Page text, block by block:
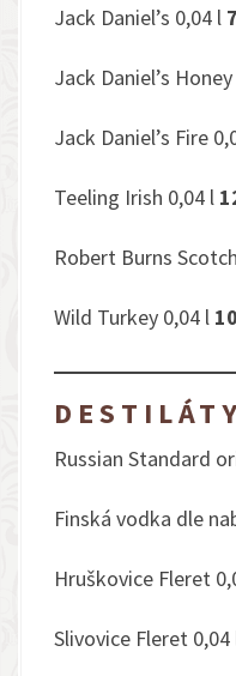
Jack Daniel’s 0,04 l
Jack Daniel’s
Jack Daniel’s Fire
Teeling Irish 0,04 l
Robert Burns
Wild Turkey 0,04 l
Russian Standard
Finská vodka dle
Hruškovice Fleret
Slivovice Fleret 0,04